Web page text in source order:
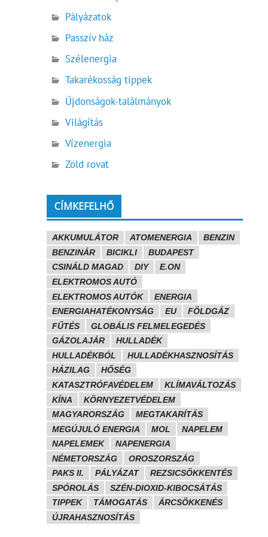
Pályázatok
Passzív ház
Szélenergia
Takarékosság tippek
Újdonságok-találmányok
Világítás
Vízenergia
Zöld rovat
CÍMKEFELHŐ
AKKUMULÁTOR ATOMENERGIA
BENZIN
BENZINÁR
BICIKLI
BUDAPEST
CSINÁLD MAGAD
DIY
E.ON
ELEKTROMOS AUTÓ
ELEKTROMOS AUTÓK
ENERGIA
ENERGIAHATÉKONYSÁG
EU
FÖLDGÁZ
FŰTÉS
GLOBÁLIS FELMELEGEDÉS
GÁZOLAJÁR
HULLADÉK
HULLADÉKBÓL
HULLADÉKHASZNOSÍTÁS
HÁZILAG
HŐSÉG
KATASZTRÓFAVÉDELEM
KLÍMAVÁLTOZÁS
KÍNA
KÖRNYEZETVÉDELEM
MAGYARORSZÁG
MEGTAKARÍTÁS
MEGÚJULÓ ENERGIA
MOL
NAPELEM
NAPELEMEK
NAPENERGIA
NÉMETORSZÁG
OROSZORSZÁG
PAKS II.
PÁLYÁZAT
REZSICSÖKKENTÉS
SPÓROLÁS
SZÉN-DIOXID-KIBOCSÁTÁS
TIPPEK
TÁMOGATÁS
ÁRCSÖKKENÉS
ÚJRAHASZNOSÍTÁS